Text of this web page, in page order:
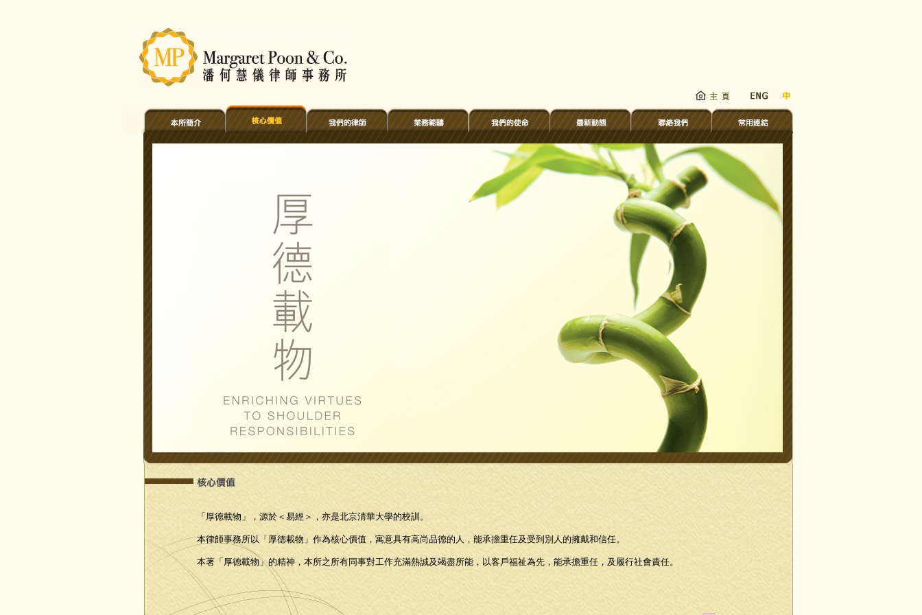
「厚德載物」，源於＜易經＞，亦是北京清華大學的校訓。
本律師事務所以「厚德載物」作為核心價值，寓意具有高尚品德的人，能承擔重任及受到別人的擁戴和信任。
本著「厚德載物」的精神，本所之所有同事對工作充滿熱誠及竭盡所能，以客戶福祉為先，能承擔重任，及履行社會責任。